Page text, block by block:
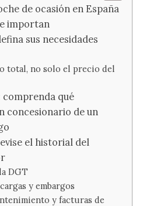
de ocasión en España
importan
sus necesidades
total, no solo el precio del
comprenda qué
concesionario de un
el historial del
DGT
y embargos
y facturas de